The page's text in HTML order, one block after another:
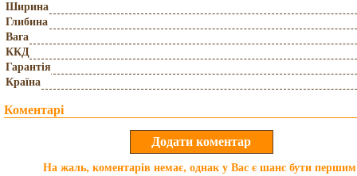
Ширина
Глибина
Вага
ККД
Гарантія
Країна
Коментарі
На жаль, коментарів немає, однак у Вас є шанс бути